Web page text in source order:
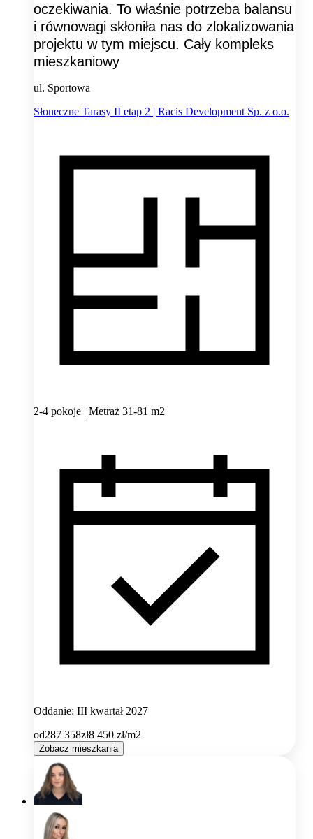
oczekiwania. To właśnie potrzeba balansu
i równowagi skłoniła nas do zlokalizowania
projektu w tym miejscu. Cały kompleks
mieszkaniowy
ul. Sportowa
Słoneczne Tarasy II etap 2 | Racis Development Sp. z o.o.
2-4 pokoje | Metraż 31-81 m2
Oddanie: III kwartał 2027
od287 358zł8 450 zł/m2
Zobacz mieszkania